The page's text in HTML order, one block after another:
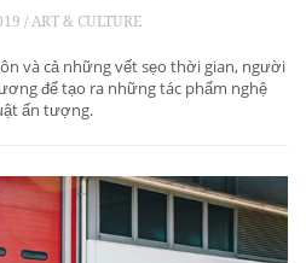
/ ART & CULTURE
và cả những vết sẹo thời gian, người
để tạo ra những tác phẩm nghệ
ấn tượng.